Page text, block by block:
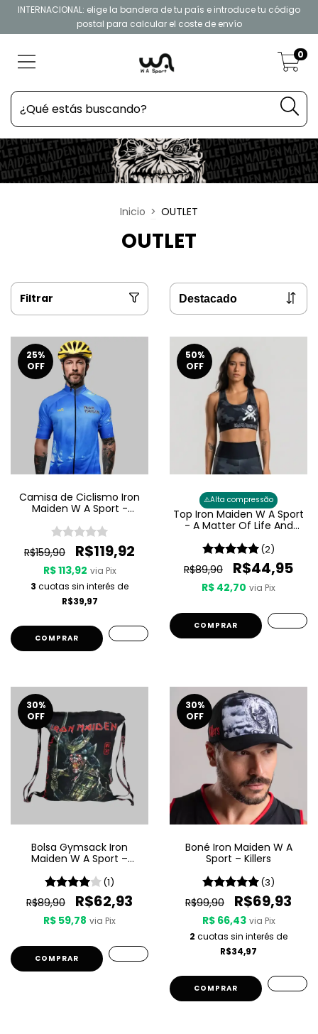
INTERNACIONAL: elige la bandera de tu país e introduce tu código
postal para calcular el coste de envío
0
Inicio > OUTLET
OUTLET
Filtrar
25%
OFF
Camisa de Ciclismo Iron
Maiden W A Sport -
Son
R$159,90
R$119,92
R$ 113,92 via Pix
3 cuotas sin interés de
R$39,97
COMPRAR
50%
OFF
⚠️Alta compressão
Top Iron Maiden W A Sport
- A Matter Of Life And
(2)
R$89,90 R$44,95
R$ 42,70 via Pix
COMPRAR
30%
OFF
Bolsa Gymsack Iron
Maiden W A Sport –
(1)
R$89,90 R$62,93
R$ 59,78 via Pix
30%
OFF
Boné Iron Maiden W A
Sport – Killers
(3)
R$99,90 R$69,93
R$ 66,43 via Pix
2 cuotas sin interés de
R$34,97